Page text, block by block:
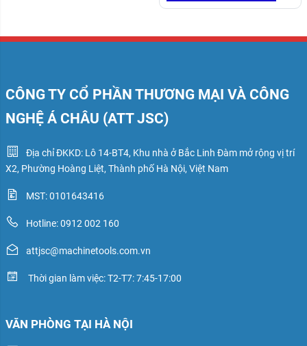
CÔNG TY CỔ PHẦN THƯƠNG MẠI VÀ CÔNG
NGHỆ Á CHÂU (ATT JSC)
Địa chỉ ĐKKD: Lô 14-BT4, Khu nhà ở Bắc Linh Đàm mở rộng vị trí
X2, Phường Hoàng Liệt, Thành phố Hà Nội, Việt Nam
MST: 0101643416
Hotline: 0912 002 160
attjsc@machinetools.com.vn
Thời gian làm việc: T2-T7: 7:45-17:00
VĂN PHÒNG TẠI HÀ NỘI